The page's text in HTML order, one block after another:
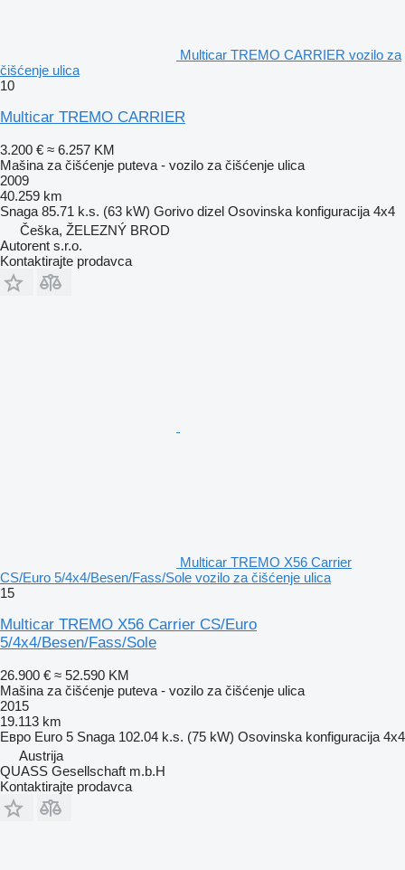
Multicar TREMO CARRIER vozilo za
čišćenje ulica
10
Multicar TREMO CARRIER
3.200 € ≈ 6.257 KM
Mašina za čišćenje puteva - vozilo za čišćenje ulica
2009
40.259 km
Snaga 85.71 k.s. (63 kW) Gorivo dizel Osovinska konfiguracija 4x4
Češka, ŽELEZNÝ BROD
Autorent s.r.o.
Kontaktirajte prodavca
Multicar TREMO X56 Carrier
CS/Euro 5/4x4/Besen/Fass/Sole vozilo za čišćenje ulica
15
Multicar TREMO X56 Carrier CS/Euro
5/4x4/Besen/Fass/Sole
26.900 € ≈ 52.590 KM
Mašina za čišćenje puteva - vozilo za čišćenje ulica
2015
19.113 km
Евро Euro 5 Snaga 102.04 k.s. (75 kW) Osovinska konfiguracija 4x4
Austrija
QUASS Gesellschaft m.b.H
Kontaktirajte prodavca